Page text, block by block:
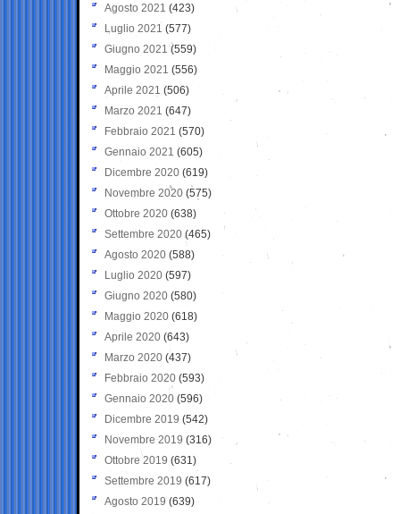
Agosto 2021 (423)
Luglio 2021 (577)
Giugno 2021(559)
Maggio 2021 (556)
Aprile 2021 (506)
Marzo 2021 (647)
Febbraio 2021 (570)
Gennaio 2021 (605)
Dicembre 2020 (619)
Novembre 2020 (575)
Ottobre 2020 (638)
Settembre 2020(465)
Agosto 2020 (588)
Luglio 2020 (597)
Giugno 2020 (580)
Maggio 2020 (618)
Aprile 2020 (643)
Marzo 2020 (437)
Febbraio 2020 (593)
Gennaio 2020 (596)
Dicembre 2019 (542)
Novembre 2019 (316)
Ottobre 2019 (631)
Settembre 2019 (617)
Agosto 2019 (639)